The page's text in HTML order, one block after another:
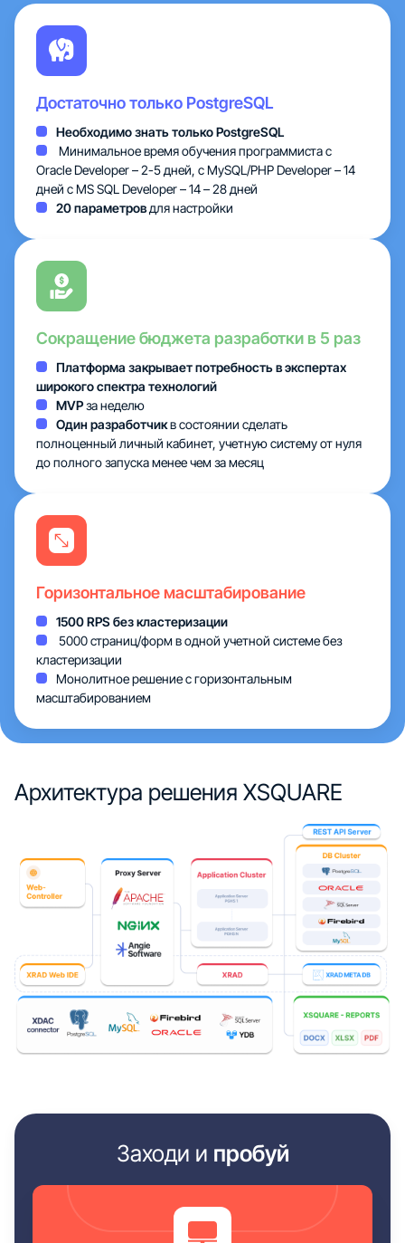
Партнеры
О нас
Достаточно только PostgreSQL
Необходимо знать только PostgreSQL
Минимальное время обучения программиста с
Oracle Developer – 2-5 дней, с MySQL/PHP Developer – 14
дней c MS SQL Developer – 14 – 28 дней
20 параметровдля настройки
Сокращение бюджета разработки в 5 раз
Платформа закрывает потребность в экспертах
широкого спектра технологий
MVPза неделю
Один разработчикв состоянии сделать
полноценный личный кабинет, учетную систему от нуля
до полного запуска менее чем за месяц
Горизонтальное масштабирование
1500 RPS без кластеризации
5000 страниц/форм в одной учетной системе без
кластеризации
Монолитное решение с горизонтальным
масштабированием
Архитектура решения XSQUARE
Заходи и пробуй